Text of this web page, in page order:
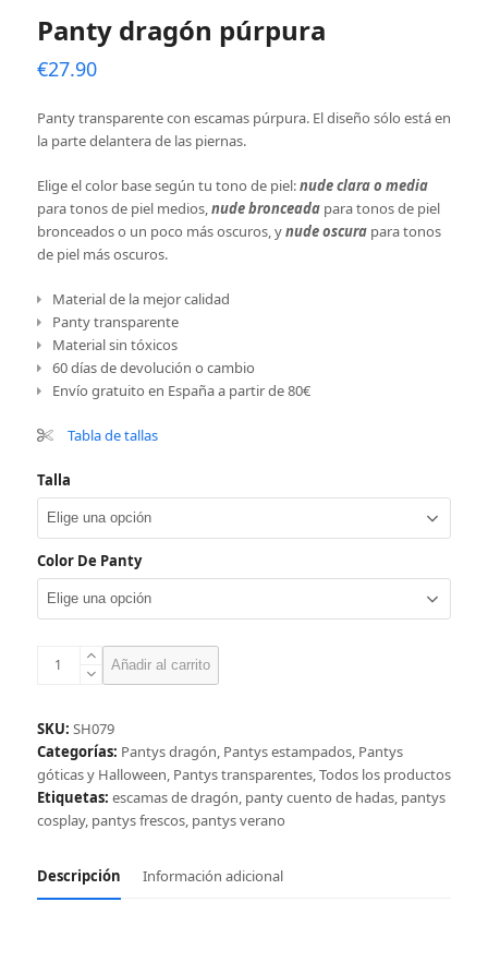
Panty dragón púrpura
€27.90
Panty transparente con escamas púrpura. El diseño sólo está en
la parte delantera de las piernas.
Elige el color base según tu tono de piel:nude clara o media
para tonos de piel medios,nude bronceadapara tonos de piel
bronceados o un poco más oscuros, ynude oscurapara tonos
de piel más oscuros.
Material de la mejor calidad
Panty transparente
Material sin tóxicos
60 días de devolución o cambio
Envío gratuito en España a partir de 80€
Tabla de tallas
Talla
Color De Panty
Panty
cantidad
Añadir al carrito
SKU: SH079
Categorías: Pantys dragón, Pantys estampados, Pantys
góticas y Halloween, Pantys transparentes,Todos los productos
Etiquetas: escamas de dragón, panty cuento de hadas, pantys
cosplay, pantys frescos, pantys verano
Descripción Información adicional